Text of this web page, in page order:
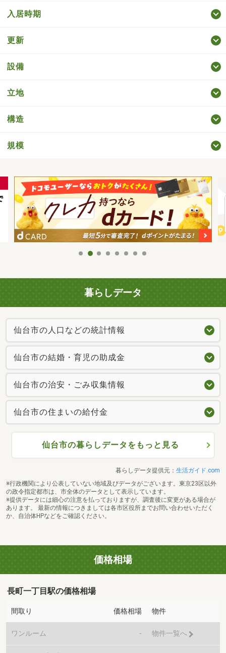
入居時期
更新
設備
立地
構造
規模
暮らしデータ
仙台市の人口などの統計情報
仙台市の結婚・育児の助成金
仙台市の治安・ごみ収集情報
仙台市の住まいの給付金
仙台市の暮らしデータをもっと見る
暮らしデータ提供元： 生活ガイド.com
※行政機関により公表していない地域及びデータがございます。東京23区以外
の政令指定都市は、市全体のデータとして表示しています。
※提供データには細心の注意を払っておりますが、調査後に変更がある場合が
あります。 最新の情報につきましては各市区役所までお問い合わせいただく
か、自治体HPなどをご確認ください。
価格相場
長町一丁目駅の価格相場
間取り 価格相場 物件
ワンルーム - 物件一覧へ